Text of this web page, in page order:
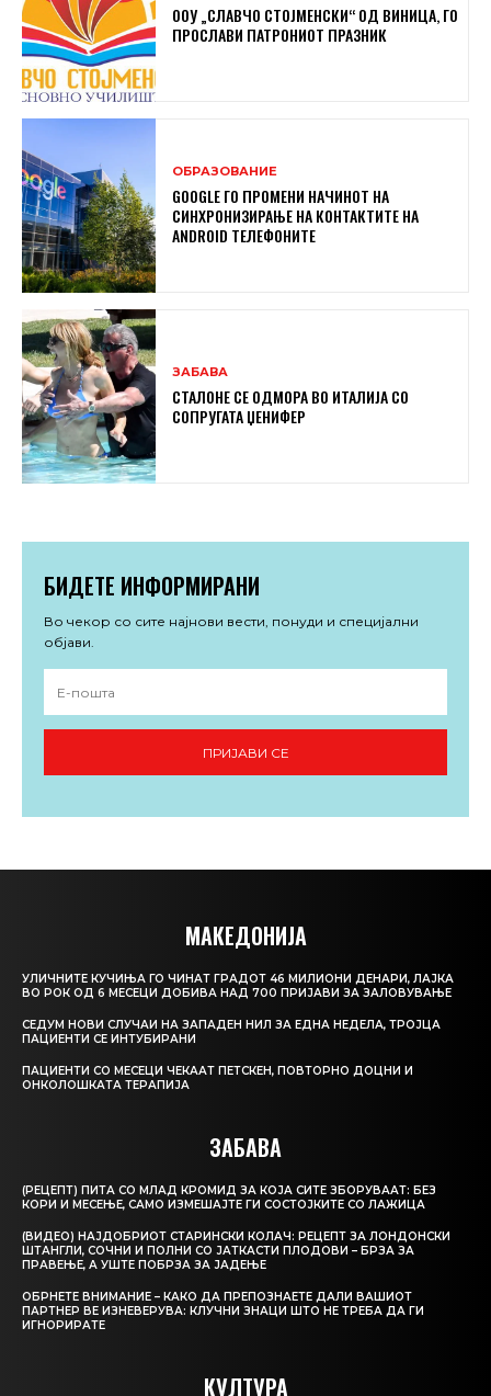
ООУ „СЛАВЧО СТОЈМЕНСКИ“ ОД ВИНИЦА, ГО
ПРОСЛАВИ ПАТРОНИОТ ПРАЗНИК
ОБРАЗОВАНИЕ
GOOGLE ГО ПРОМЕНИ НАЧИНОТ НА
СИНХРОНИЗИРАЊЕ НА КОНТАКТИТЕ НА
ANDROID ТЕЛЕФОНИТЕ
ЗАБАВА
СТАЛОНЕ СЕ ОДМОРА ВО ИТАЛИЈА СО
СОПРУГАТА ЏЕНИФЕР
БИДЕТЕ ИНФОРМИРАНИ
Во чекор со сите најнови вести, понуди и специјални
објави.
ПРИЈАВИ СЕ
МАКЕДОНИЈА
УЛИЧНИТЕ КУЧИЊА ГО ЧИНАТ ГРАДОТ 46 МИЛИОНИ ДЕНАРИ, ЛАЈКА
ВО РОК ОД 6 МЕСЕЦИ ДОБИВА НАД 700 ПРИЈАВИ ЗА ЗАЛОВУВАЊЕ
СЕДУМ НОВИ СЛУЧАИ НА ЗАПАДЕН НИЛ ЗА ЕДНА НЕДЕЛА, ТРОЈЦА
ПАЦИЕНТИ СЕ ИНТУБИРАНИ
ПАЦИЕНТИ СО МЕСЕЦИ ЧЕКААТ ПЕТСКЕН, ПОВТОРНО ДОЦНИ И
ОНКОЛОШКАТА ТЕРАПИЈА
ЗАБАВА
(РЕЦЕПТ) ПИТА СО МЛАД КРОМИД ЗА КОЈА СИТЕ ЗБОРУВААТ: БЕЗ
КОРИ И МЕСЕЊЕ, САМО ИЗМЕШАЈТЕ ГИ СОСТОЈКИТЕ СО ЛАЖИЦА
(ВИДЕО) НАЈДОБРИОТ СТАРИНСКИ КОЛАЧ: РЕЦЕПТ ЗА ЛОНДОНСКИ
ШТАНГЛИ, СОЧНИ И ПОЛНИ СО ЈАТКАСТИ ПЛОДОВИ – БРЗА ЗА
ПРАВЕЊЕ, А УШТЕ ПОБРЗА ЗА ЈАДЕЊЕ
ОБРНЕТЕ ВНИМАНИЕ – КАКО ДА ПРЕПОЗНАЕТЕ ДАЛИ ВАШИОТ
ПАРТНЕР ВЕ ИЗНЕВЕРУВА: КЛУЧНИ ЗНАЦИ ШТО НЕ ТРЕБА ДА ГИ
ИГНОРИРАТЕ
КУЛТУРА